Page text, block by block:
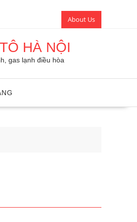
About Us
HÀ NỘI
gas lạnh điều hòa